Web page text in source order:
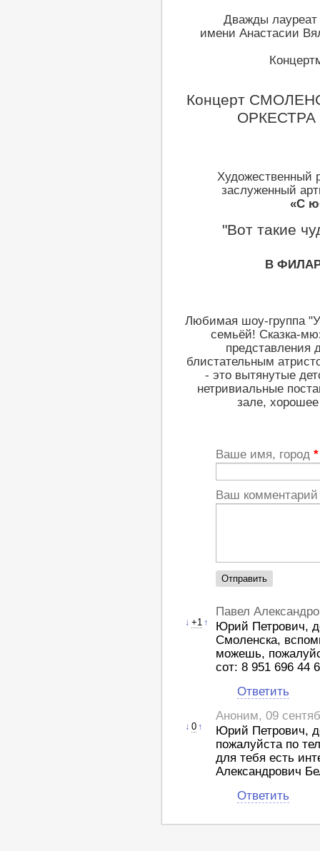
Дважды лауреат
имени Анастасии
Концерт
Художественный
заслуженный
«С
"Вот такие
В
Любимая шоу-группа
семьёй! Сказка-
представления
блистательным
- это вытянутые
нетривиальные
зале,
Ваше имя, город *
Ваш
↓ +1 ↑
Павел
Юрий Петрович,
Смоленска,
можешь,
сот: 8 951 696 44
Ответить
↓ 0 ↑
Аноним, 09
Юрий Петрович,
пожалуйста по
для тебя есть
Александрович
Ответить